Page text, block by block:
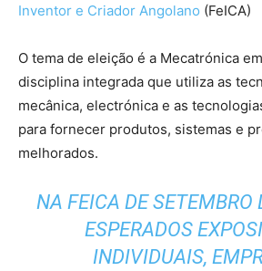
Inventor e Criador Angolano (FeICA)
O tema de eleição é a Mecatrónica
disciplina integrada que utiliza as
mecânica, electrónica e as
para fornecer produtos, sistemas e
melhorados.
NA FEICA DE SETEMBRO
ESPERADOS
INDIVIDUAIS,